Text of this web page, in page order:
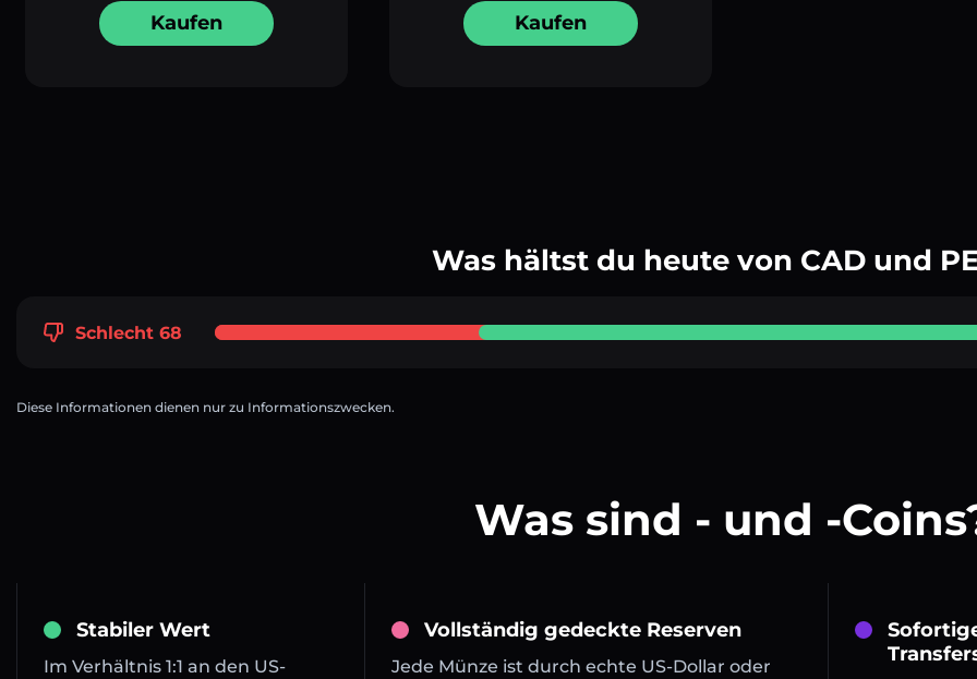
Kaufen Kaufen
Was hältst du heute von CAD und
Schlecht 68
Diese Informationen dienen nur zu Informationszwecken.
Was sind - und -
Stabiler Wert
Im Verhältnis 1:1 an den US-
Vollständig gedeckte Reserven
Jede Münze ist durch echte US-Dollar oder